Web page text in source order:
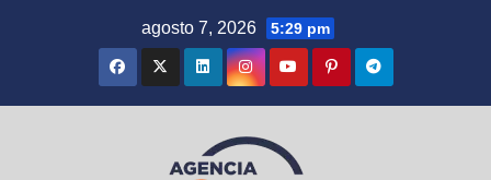
agosto 7, 2026 5:29 pm